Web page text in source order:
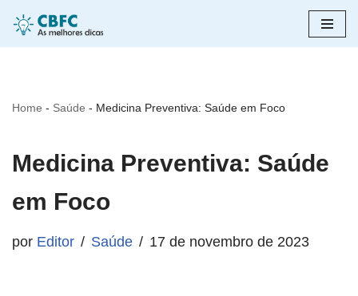
Pular
Home - Saúde - Medicina Preventiva: Saúde em Foco
Medicina Preventiva: Saúde
em Foco
por Editor Saúde 17 de novembro de 2023